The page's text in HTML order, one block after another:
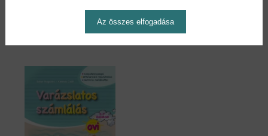
1,90 € 2,09 €
Az összes elfogadása